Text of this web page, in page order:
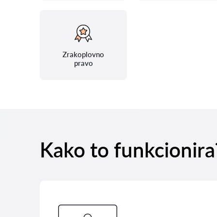
Zrakoplovno
pravo
Kako to